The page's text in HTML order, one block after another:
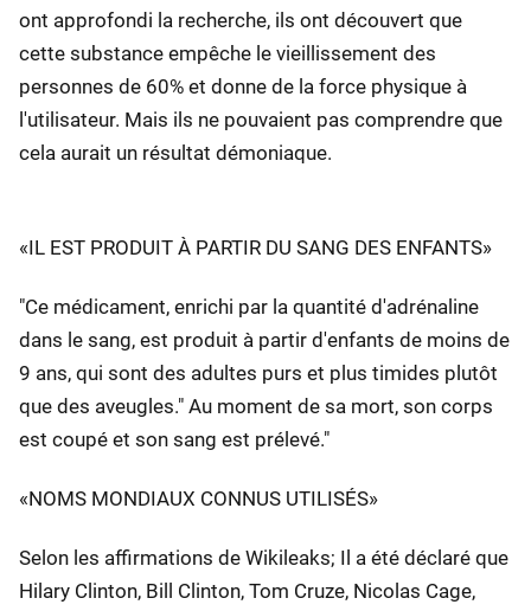
ont approfondi la recherche, ils ont découvert que
cette substance empêche le vieillissement des
personnes de 60% et donne de la force physique à
l'utilisateur. Mais ils ne pouvaient pas comprendre que
cela aurait un résultat démoniaque.
«IL EST PRODUIT À PARTIR DU SANG DES ENFANTS»
"Ce médicament, enrichi par la quantité d'adrénaline
dans le sang, est produit à partir d'enfants de moins de
9 ans, qui sont des adultes purs et plus timides plutôt
que des aveugles." Au moment de sa mort, son corps
est coupé et son sang est prélevé."
«NOMS MONDIAUX CONNUS UTILISÉS»
Selon les affirmations de Wikileaks; Il a été déclaré que
Hilary Clinton, Bill Clinton, Tom Cruze, Nicolas Cage,